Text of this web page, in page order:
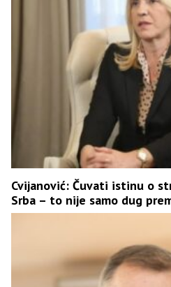
Cvijanović: Čuvati istinu o
Srba – to nije samo dug